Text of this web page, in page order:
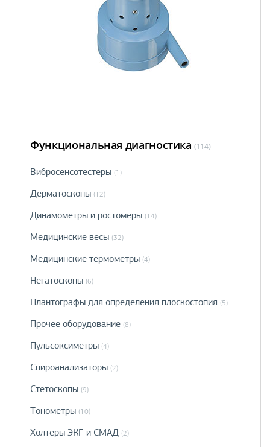
Функциональная диагностика (114)
Вибросенсотестеры (1)
Дерматоскопы (12)
Динамометры и ростомеры (14)
Медицинские весы (32)
Медицинские термометры (4)
Негатоскопы (6)
Плантографы для определения плоскостопия (5)
Прочее оборудование (8)
Пульсоксиметры (4)
Спироанализаторы (2)
Стетоскопы (9)
Тонометры (10)
Холтеры ЭКГ и СМАД (2)